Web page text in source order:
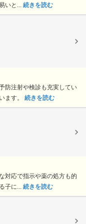
いと... 続きを読む
防注射や検診も充実してい
ます。 続きを読む
対応で指示や薬の処方も的
子に... 続きを読む